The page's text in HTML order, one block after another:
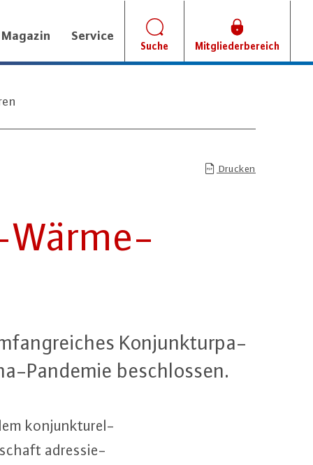
Magazin Service
Suche Mitgliederbereich
Drucken
Wär­me-
Kon­junk­tur­pa­
Pan­de­mie be­schlos­sen.
kon­junk­tu­rel­
adres­sie­